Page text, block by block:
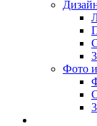
Фото